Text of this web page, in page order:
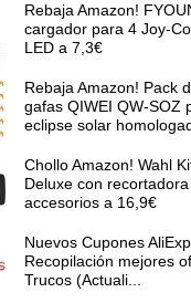
Rebaja Amazon!
cargador para 4 Joy-
LED a 7,3€
Rebaja Amazon! Pack
gafas QIWEI QW-SOZ
eclipse solar
Chollo Amazon! Wahl
Deluxe con
accesorios a 16,9€
Nuevos Cupones
Recopilación mejores
Trucos (Actuali...